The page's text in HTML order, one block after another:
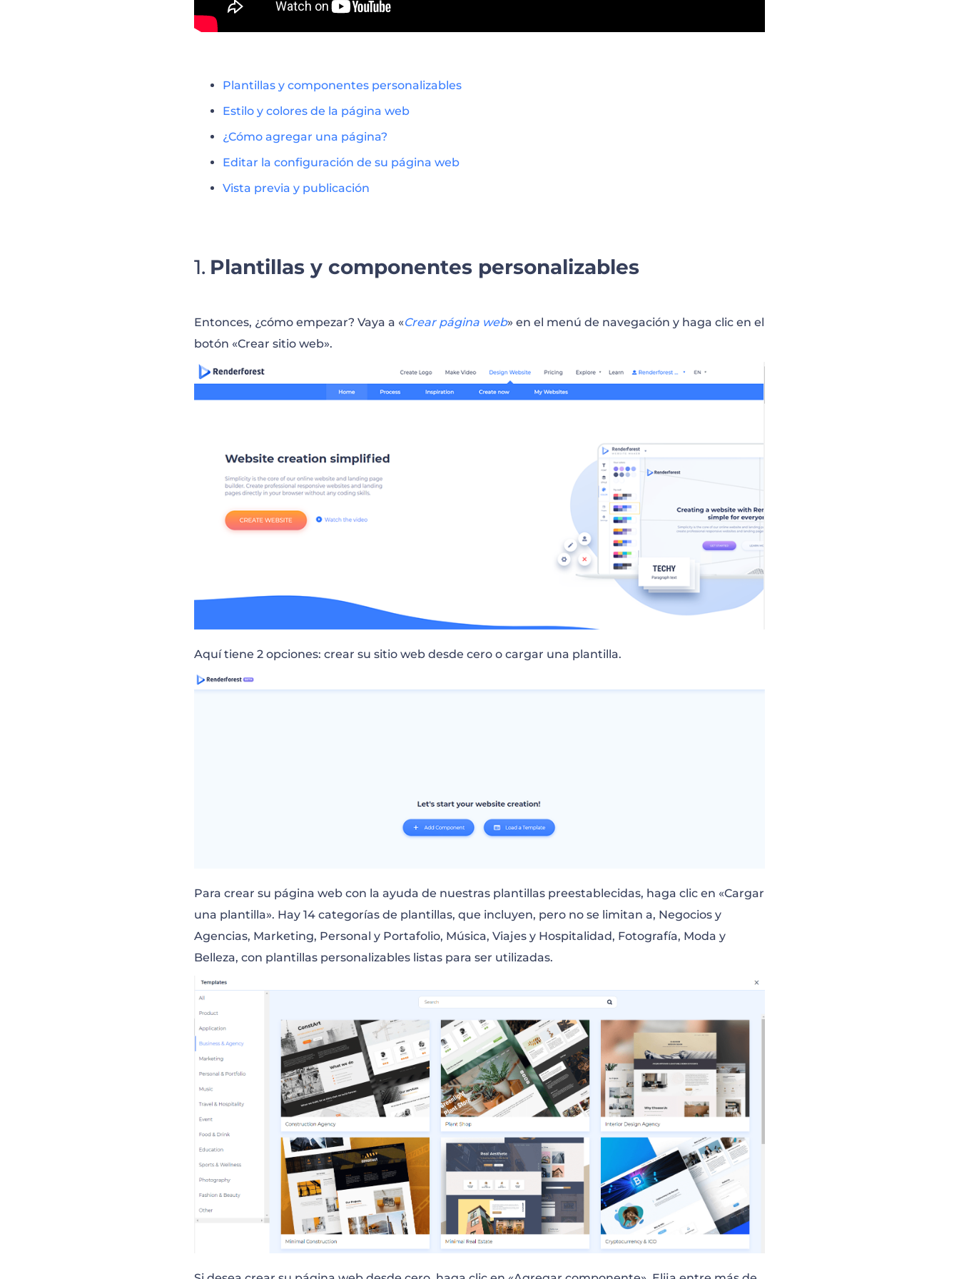
Plantillas y componentes personalizables
Estilo y colores de la página web
¿Cómo agregar una página?
Editar la configuración de su página web
Vista previa y publicación
Plantillas y componentes personalizables
Entonces, ¿cómo empezar? Vaya a «Crear página web» en el menú de navegación y haga clic en el
botón «Crear sitio web».
Aquí tiene 2 opciones: crear su sitio web desde cero o cargar una plantilla.
Para crear su página web con la ayuda de nuestras plantillas preestablecidas, haga clic en «Cargar
una plantilla». Hay 14 categorías de plantillas, que incluyen, pero no se limitan a, Negocios y
Agencias, Marketing, Personal y Portafolio, Música, Viajes y Hospitalidad, Fotografía, Moda y
Belleza, con plantillas personalizables listas para ser utilizadas.